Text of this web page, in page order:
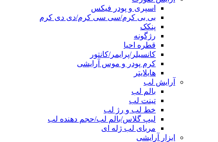
اسپری و پودر فیکس
بی بی کرم/سی سی کرم/دی دی کرم
پنکک
رژگونه
قطره احیا
کانسیلر/پرایمر/کانتور
کرم پودر و موس آرایشی
هایلایتر
آرایش لب
بالم لب
تینت لب
خط لب و رژ لب
لیپ گلاس/بالم لب/حجم دهنده لب
مربای لب ژله ای
ابزار آرایشی